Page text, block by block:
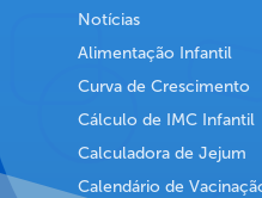
Notícias
Alimentação Infantil
Curva de Crescimento
Cálculo de IMC Infantil
Calculadora de Jejum
Calendário de